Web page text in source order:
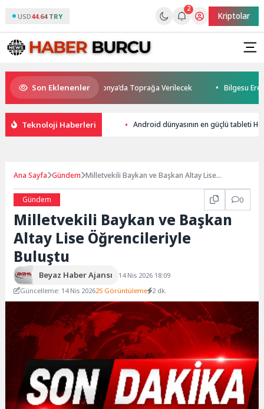
USD44.64 TRY
2
Kriptolar
Son Eklenenler
Kaybetti: Kuzey Makedonya’da Toprağa Verilecek Bilgesu
Teknoloji Haberleri Android dünyasının en güçlü tableti
Ana Sayfa Gündem Milletvekili Baykan ve Başkan Altay Lise
Gündem
0
Milletvekili Baykan ve Başkan
Altay Lise Öğrencileriyle
Buluştu
Beyaz Haber Ajansı
14 Nis 2026 18:09
Güncelleme: 14 Nis 202625 Görüntüleme 2 dk.